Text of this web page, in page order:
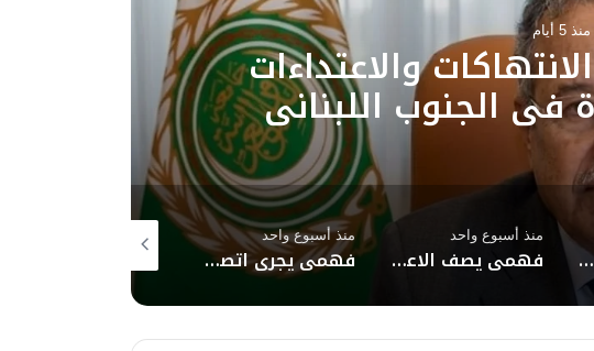
منذ 5 أيام
الملك محمد السادس
للمغرب ويجدد تأكيد
لمغربية الصحراء
فهمي يصف الاعتداءات المتكررة التي استهدفت المملكة العربية السعودية والمملكة الأردنية الهاشمية بالتصعيد الخطير وغير المسؤول من قبل إيران ووكلائها
منذ أسبوع واحد
فهمي يجري اتصالاً هاتفياً مع وزير الخارجية اللبناني
منذ أسبوع واحد
جامعة الدول العربية والأمم المتحدة تواصلان أعمال اللجنة الاجتماعية ضمن الاجتماع السابع عشر للتعاون العام
منذ أسبوع واحد